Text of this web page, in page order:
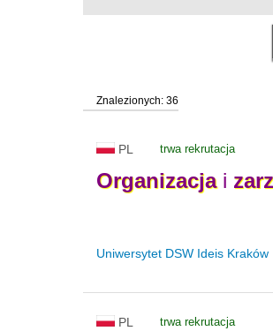
Znalezionych: 36
PL trwa rekrutacja
Organizacjai
Uniwersytet DSW Ideis Kraków
PL trwa rekrutacja